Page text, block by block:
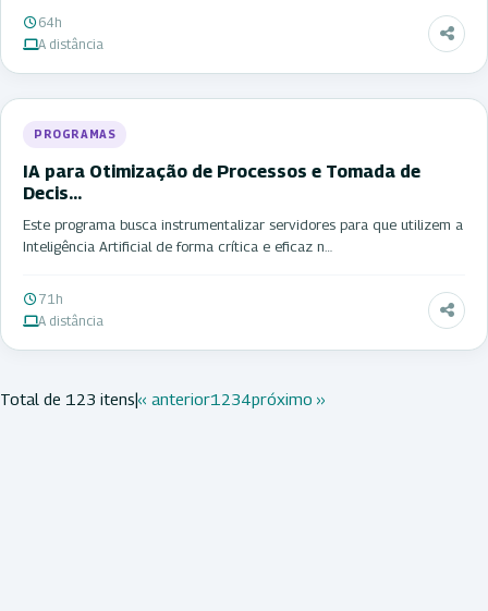
64h
A distância
PROGRAMAS
IA para Otimização de Processos e Tomada de
Decis…
Este programa busca instrumentalizar servidores para que utilizem a
Inteligência Artificial de forma crítica e eficaz n…
71h
A distância
Total de 123 itens|‹‹ anterior1 234próximo ››